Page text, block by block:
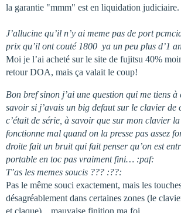
la garantie "mmm" est en liquidation judiciaire.
J’allucine qu’il n’y ai meme pas de port
prix qu’il ont couté 1800  ya un peu plus d’1
Moi je l’ai acheté sur le site de fujitsu 40%
retour DOA, mais ça valait le coup!
Bon bref sinon j’ai une question qui me tiens
savoir si j’avais un big defaut sur le clavier de
c’était de série, à savoir que sur mon clavier la
fonctionne mal quand on la presse pas assez
droite fait un bruit qui fait penser qu’on est
portable en toc pas vraiment fini… :paf:
T’as les memes soucis ??? :??:
Pas le même souci exactement, mais les
désagréablement dans certaines zones (le
et claque)…mauvaise finition ma foi…